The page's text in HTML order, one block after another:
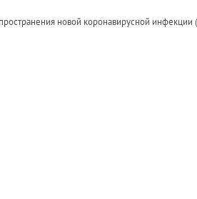
новой коронавирусной инфекции